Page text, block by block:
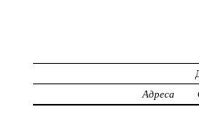
Адреса